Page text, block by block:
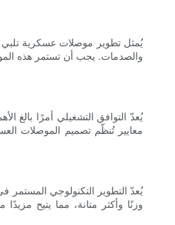
يُمثل تطوير موصلات عسكرية تلبي
والصدمات. يجب أن تستمر هذه
يُعدّ التوافق التشغيلي أمرًا بالغ
يُعدّ التطوير التكنولوجي المستمر
وزنًا وأكثر متانة، مما يتيح